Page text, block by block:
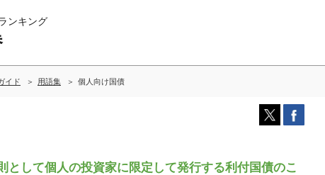
ンキング
イド 用語集 個人向け国債
して個人の投資家に限定して発行する利付国債のこ